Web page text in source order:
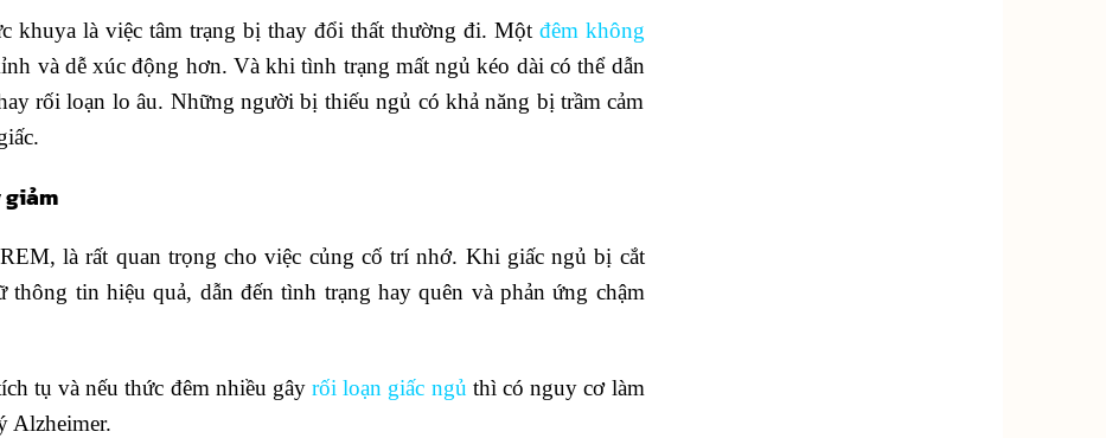
khuya là việc tâm trạng bị thay đổi thất thường đi. Một đêm không
và dễ xúc động hơn. Và khi tình trạng mất ngủ kéo dài có thể dẫn
rối loạn lo âu. Những người bị thiếu ngủ có khả năng bị trầm cảm
giảm
là rất quan trọng cho việc củng cố trí nhớ. Khi giấc ngủ bị cắt
tin hiệu quả, dẫn đến tình trạng hay quên và phản ứng chậm
tụ và nếu thức đêm nhiều gâyrối loạn giấc ngủ thì có nguy cơ làm
Alzheimer.